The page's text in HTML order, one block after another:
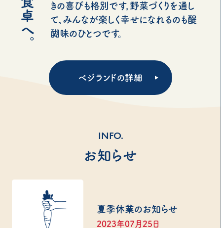
きの喜びも格別です。野菜づくりを通し
て、みんなが楽しく幸せになれるのも醍
醐味のひとつです。
ベジランドの詳細
INFO.
お知らせ
夏季休業のお知らせ
2023年07月25日